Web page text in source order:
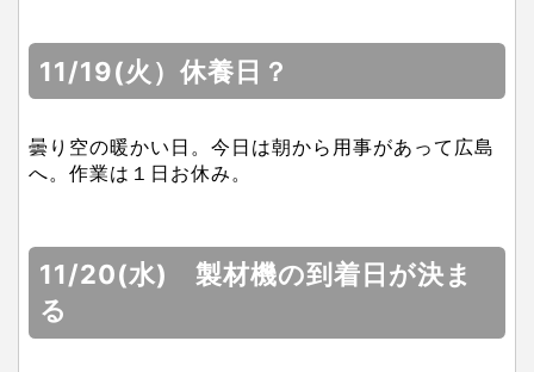
11/19(火）休養日？
曇り空の暖かい日。今日は朝から用事があって広島
へ。作業は１日お休み。
11/20(水) 製材機の到着日が決ま
る